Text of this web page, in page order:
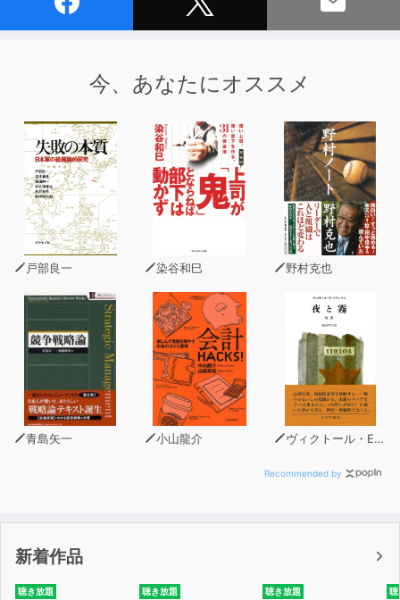
今、あなたにオススメ
戸部良一 染谷和巳 野村克也
青島矢一 小山龍介 ヴィクトール・E・フランクル
Recommended by
新着作品
聴き放題 聴き放題 聴き放題 聴